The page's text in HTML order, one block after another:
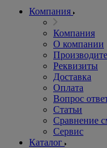
Компания
Компания
О компании
Реквизиты
Доставка
Оплата
Вопрос
Статьи
Сравнение
Сервис
Каталог